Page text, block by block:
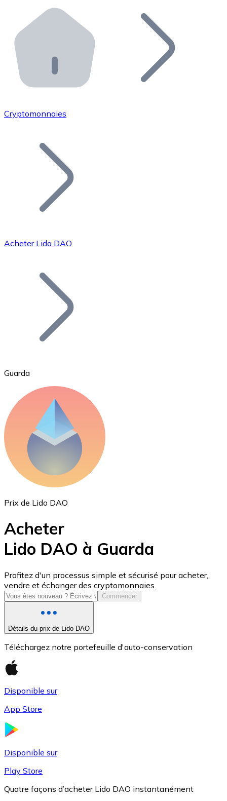
Distributeurs automatiques Bitnovo
Intégrez un ATM Bitnovo dans votre entreprise et
API Bitnovo
Intégrez notre API dans votre écosystème.
Rejoignez notre réseau de distributeurs et
Ajoutez le token de votre projet à notre service
Bitcoin
Ethereum
ETH
USD Coin
USDC
Cryptomonnaies
Acheter Lido DAO
Guarda
Prix de Lido DAO
Acheter
Lido DAO à Guarda
Profitez d'un processus simple et sécurisé pour acheter,
vendre et échanger des cryptomonnaies.
Commencer
Détails du prix de Lido DAO
Téléchargez notre portefeuille d'auto-conservation
Disponible sur
App Store
Disponible sur
Play Store
Quatre façons d’acheter Lido DAO instantanément